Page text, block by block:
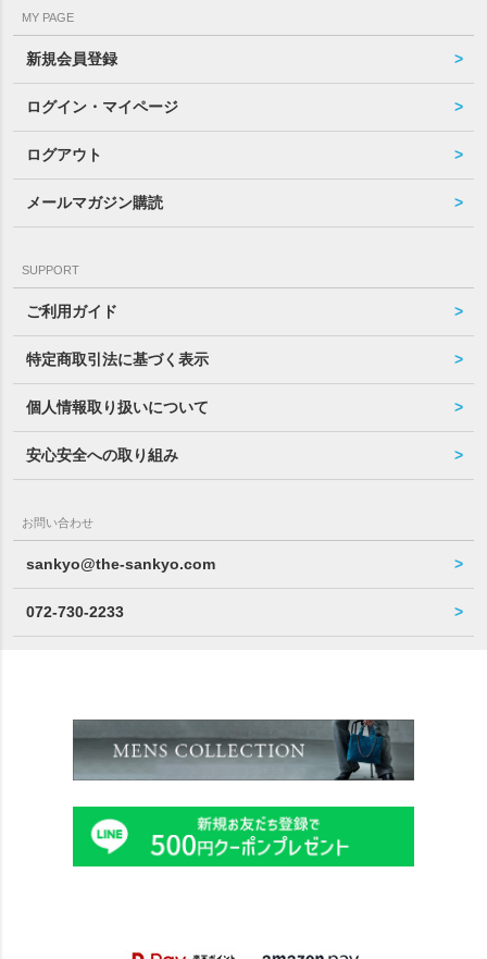
MY PAGE
新規会員登録
ログイン・マイページ
ログアウト
メールマガジン購読
SUPPORT
ご利用ガイド
特定商取引法に基づく表示
個人情報取り扱いについて
安心安全への取り組み
お問い合わせ
sankyo@the-sankyo.com
072-730-2233